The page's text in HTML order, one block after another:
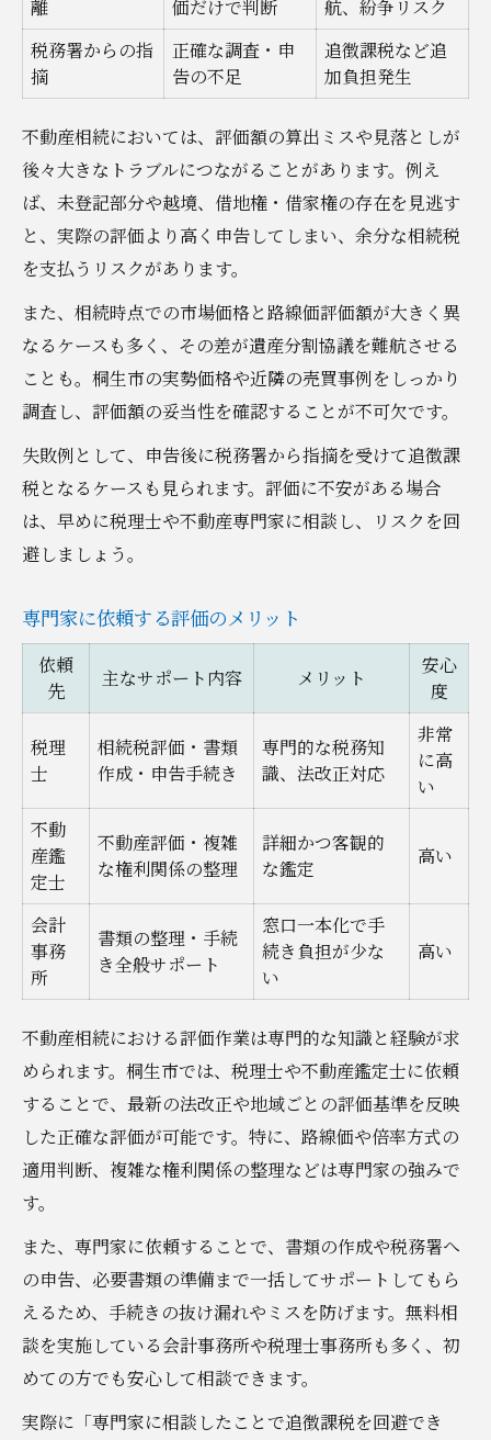
離 価だけで判断
航、紛争リスク
税務署からの指
摘
正確な調査・申
告の不足
追徴課税など追
加負担発生
不動産相続においては、評価額の算出ミスや見落としが
後々大きなトラブルにつながることがあります。例え
ば、未登記部分や越境、借地権・借家権の存在を見逃す
と、実際の評価より高く申告してしまい、余分な相続税
を支払うリスクがあります。
また、相続時点での市場価格と路線価評価額が大きく異
なるケースも多く、その差が遺産分割協議を難航させる
ことも。桐生市の実勢価格や近隣の売買事例をしっかり
調査し、評価額の妥当性を確認することが不可欠です。
失敗例として、申告後に税務署から指摘を受けて追徴課
税となるケースも見られます。評価に不安がある場合
は、早めに税理士や不動産専門家に相談し、リスクを回
避しましょう。
専門家に依頼する評価のメリット
依頼
先
主なサポート内容 メリット
安心
度
税理
士
相続税評価・書類
作成・申告手続き
専門的な税務知
識、法改正対応
非常
に高
い
不動
産鑑
定士
不動産評価・複雑
な権利関係の整理
詳細かつ客観的
な鑑定
高い
会計
事務
所
書類の整理・手続
き全般サポート
窓口一本化で手
続き負担が少な
い
高い
不動産相続における評価作業は専門的な知識と経験が求
められます。桐生市では、税理士や不動産鑑定士に依頼
することで、最新の法改正や地域ごとの評価基準を反映
した正確な評価が可能です。特に、路線価や倍率方式の
適用判断、複雑な権利関係の整理などは専門家の強みで
す。
また、専門家に依頼することで、書類の作成や税務署へ
の申告、必要書類の準備まで一括してサポートしてもら
えるため、手続きの抜け漏れやミスを防げます。無料相
談を実施している会計事務所や税理士事務所も多く、初
めての方でも安心して相談できます。
実際に「専門家に相談したことで追徴課税を回避でき